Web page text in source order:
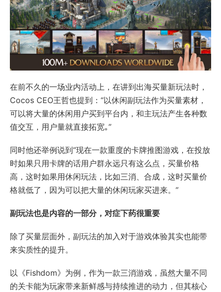
在前不久的一场业内活动上，在讲到出海买量新玩法时，
Cocos CEO王哲也提到：“以休闲副玩法作为买量素材，
可以将大量的休闲用户买到平台内，和主玩法产生各种数
值交互，用户量就直接拓宽｡”
同时他还举例说到“现在一款重度的卡牌推图游戏，在投放
时如果只用卡牌的话用户群永远只有这么点，买量价格
高，这时如果用休闲玩法，比如三消、合成，这时买量价
格就低了，因为可以把大量的休闲玩家买进来。”
副玩法也是内容的一部分，对症下药很重要
除了买量层面外，副玩法的加入对于游戏体验其实也能带
来实质性的提升。
以《Fishdom》为例，作为一款三消游戏，虽然大量不同
的关卡能为玩家带来新鲜感与持续推进的动力，但其核心